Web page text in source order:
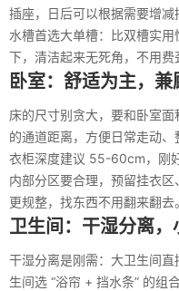
插座，日后可以根据需要增减
水槽首选大单槽：比双槽实
下，清洁起来无死角，不用费
卧室：舒适为主，
床的尺寸别贪大，要和卧室
的通道距离，方便日常走动、
衣柜深度建议 55-60cm，刚
内部分区要合理，预留挂衣
更规整，找东西不用翻来翻去。
卫生间：干湿分离
干湿分离是刚需：大卫生间
生间选 “浴帘 + 挡水条” 的组